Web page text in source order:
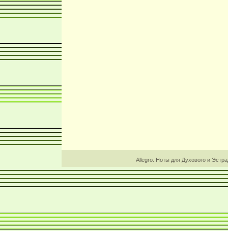
Allegro. Ноты для Духового и